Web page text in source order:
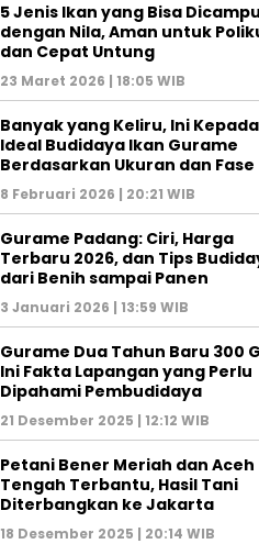
5 Jenis Ikan yang Bisa
dengan Nila, Aman untuk
dan Cepat Untung
23 Maret 2026 | 18:05 WIB
Banyak yang Keliru, Ini
Ideal Budidaya Ikan Gurame
Berdasarkan Ukuran dan Fase
8 Februari 2026 | 20:21 WIB
Gurame Padang: Ciri, Harga
Terbaru 2026, dan Tips
dari Benih sampai Panen
3 Januari 2026 | 13:59 WIB
Gurame Dua Tahun Baru 300
Ini Fakta Lapangan yang Perlu
Dipahami Pembudidaya
21 Desember 2025 | 12:12 WIB
Petani Bener Meriah dan Aceh
Tengah Terbantu, Hasil Tani
Diterbangkan ke Jakarta
18 Desember 2025 | 20:14 WIB